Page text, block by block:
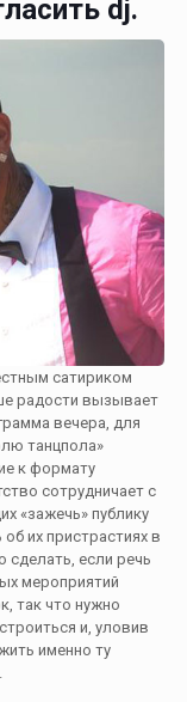
dj.
сатириком
радости вызывает
вечера, для
танцпола»
к формату
сотрудничает с
«зажечь» публику
их пристрастиях в
сделать, если речь
мероприятий
так что нужно
и, уловив
именно ту